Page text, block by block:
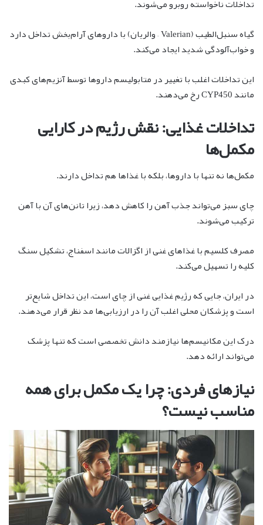
تداخلات ناخواسته روبرو می‌شوند.
گیاه سنبل‌الطیب (Valerian – والریان) با داروهای آرام‌بخش تداخل دارد
و خواب‌آلودگی شدید ایجاد می‌کند.
این تداخلات اغلب با تغییر در متابولیسم داروها توسط آنزیم‌های کبدی
مانند CYP450 رخ می‌دهند.
تداخلات غذایی: نقش رژیم در کارایی
مکمل‌ها
مکمل‌ها نه تنها با داروها، بلکه با غذاها هم تداخل دارند.
چای سبز می‌تواند جذب آهن را کاهش دهد، زیرا تانن‌های آن با آهن
ترکیب می‌شوند.
مصرف کلسیم با غذاهای غنی از اگزالات مانند اسفناج، تشکیل سنگ
کلیه را تسهیل می‌کند.
در ایران، جایی که رژیم غذایی غنی از چای است، این تداخل شایع‌تر
است و پزشکان محلی اغلب آن را در ارزیابی‌ها مد نظر قرار می‌دهند.
درک این مکانیسم‌ها نیازمند دانش تخصصی است که تنها پزشک
می‌تواند ارائه دهد.
نیازهای فردی: چرا یک مکمل برای همه
مناسب نیست؟